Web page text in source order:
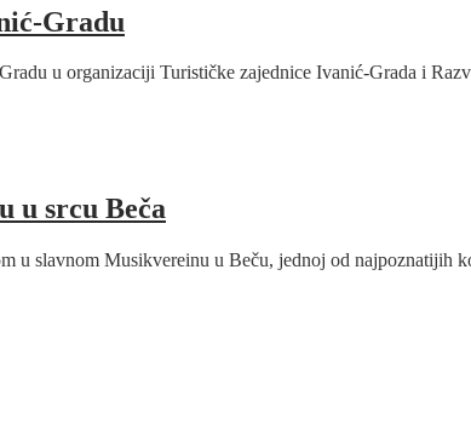
Gradu
u organizaciji Turističke zajednice Ivanić-Grada i
u srcu Beča
u slavnom Musikvereinu u Beču, jednoj od najpoznatijih